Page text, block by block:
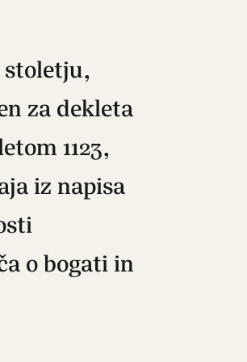
stoletju,
za dekleta
1123,
iz napisa
o bogati in